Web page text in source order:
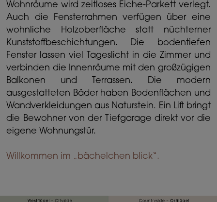
Wohnräume wird zeitloses Eiche-Parkett verlegt.
Auch die Fensterrahmen verfügen über eine
wohnliche Holz­oberfläche statt nüchterner
Kunststoffbeschichtungen. Die bodentiefen
Fenster lassen viel Tageslicht in die Zimmer und
verbinden die Innenräume mit den großzügigen
Balkonen und Terrassen. Die modern
ausgestatteten Bäder haben Bodenflächen und
Wandverkleidungen aus Naturstein. Ein Lift bringt
die Bewohner von der Tief­garage direkt vor die
eigene Wohnungstür.
Willkommen im „bächelchen blick“.